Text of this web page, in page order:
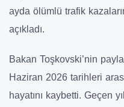
ayda ölümlü trafik
açıkladı.
Bakan Toşkovski’nin
Haziran 2026 tarihleri
hayatını kaybetti. Geçen